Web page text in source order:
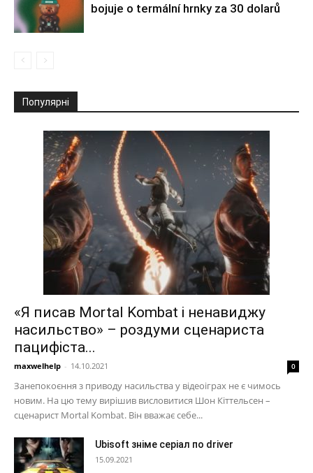
bojuje o termální hrnky za 30 dolarů
Популярні
«Я писав Mortal Kombat і ненавиджу
насильство» – роздуми сценариста
пацифіста...
maxwelhelp - 14.10.2021 0
Занепокоєння з приводу насильства у відеоіграх не є чимось
новим. На цю тему вирішив висловитися Шон Кіттельсен –
сценарист Mortal Kombat. Він вважає себе...
Ubisoft зніме серіал по driver
15.09.2021